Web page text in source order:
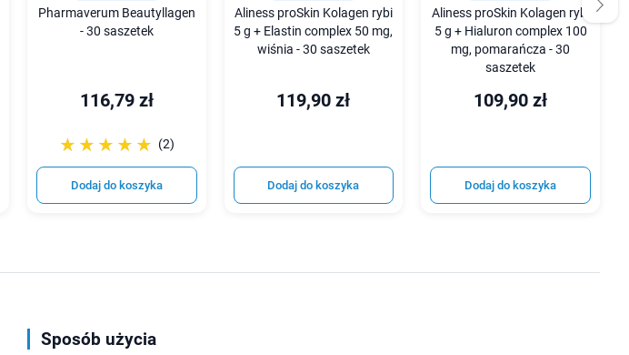
Pharmaverum Beautyllagen
- 30 saszetek
116,79 zł
☆☆☆☆☆
★★★★★ (2)
Dodaj do koszyka
Aliness proSkin Kolagen rybi
5 g + Elastin complex 50 mg,
wiśnia - 30 saszetek
119,90 zł
Dodaj do koszyka
Aliness proSkin Kolagen rybi
5 g + Hialuron complex 100
mg, pomarańcza - 30
saszetek
109,90 zł
Dodaj do koszyka
Sposób użycia